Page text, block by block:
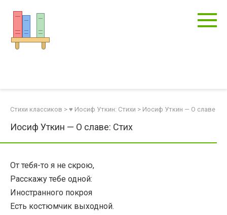
контенту
Стихи классиков > ♥ Иосиф Уткин: Стихи > Иосиф Уткин — О славе
Иосиф Уткин — О славе: Стих
От тебя-то я не скрою,
Расскажу тебе одной:
Иностранного покроя
Есть костюмчик выходной.